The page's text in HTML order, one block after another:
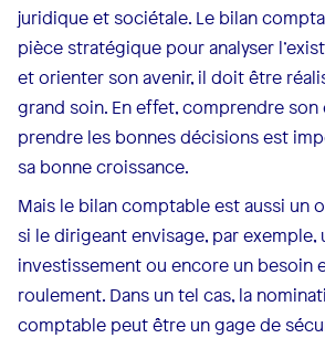
juridique et sociétale. Le bilan
pièce stratégique pour analyser
et orienter son avenir, il doit être
grand soin. En effet, comprendre
prendre les bonnes décisions est
sa bonne croissance.
Mais le bilan comptable est aussi un
si le dirigeant envisage, par exemple,
investissement ou encore un besoin
roulement. Dans un tel cas, la
comptable peut être un gage de